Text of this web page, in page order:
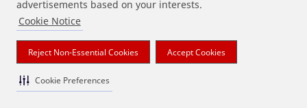
advertisements based on your interests.
Cookie Notice
Reject Non-Essential Cookies Accept Cookies
Cookie Preferences